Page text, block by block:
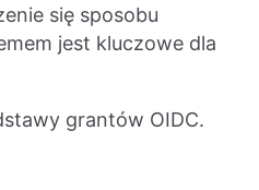
się sposobu
jest kluczowe dla
grantów OIDC.